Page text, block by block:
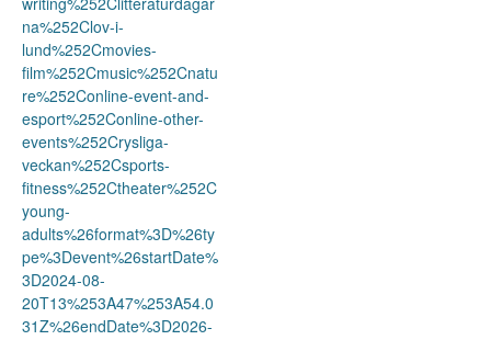
na%252Clov-i-
lund%252Cmovies-
film%252Cmusic%252Cnatu
re%252Conline-event-and-
esport%252Conline-other-
events%252Crysliga-
veckan%252Csports-
fitness%252Ctheater%252C
young-
adults%26format%3D%26ty
pe%3Devent%26startDate%
3D2024-08-
20T13%253A47%253A54.0
31Z%26endDate%3D2026-